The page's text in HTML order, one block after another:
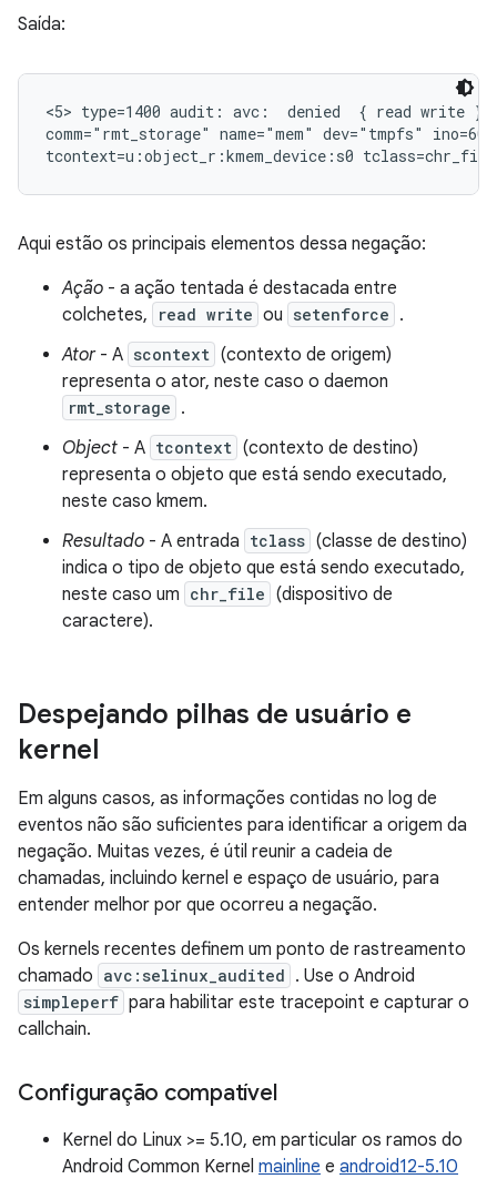
Saída:
<5> type=1400 audit: avc:  denied  { read write }
comm="rmt_storage" name="mem" dev="tmpfs"
Aqui estão os principais elementos dessa negação:
Ação - a ação tentada é destacada entre
colchetes,
read write ou setenforce .
Ator- A scontext (contexto de origem)
representa o ator, neste caso o daemon
rmt_storage .
Object - A tcontext (contexto de destino)
representa o objeto que está sendo executado,
neste caso kmem.
Resultado - A entrada tclass (classe de destino)
indica o tipo de objeto que está sendo executado,
neste caso um chr_file (dispositivo de
caractere).
Despejando pilhas de usuário e
kernel
Em alguns casos, as informações contidas no log de
eventos não são suficientes para identificar a origem da
negação. Muitas vezes, é útil reunir a cadeia de
chamadas, incluindo kernel e espaço de usuário, para
entender melhor por que ocorreu a negação.
Os kernels recentes definem um ponto de rastreamento
chamado avc:selinux_audited . Use o Android
simpleperf para habilitar este tracepoint e capturar o
callchain.
Configuração compatível
Kernel do Linux >= 5.10, em particular os ramos do
Android Common Kernel mainline e android12-5.10